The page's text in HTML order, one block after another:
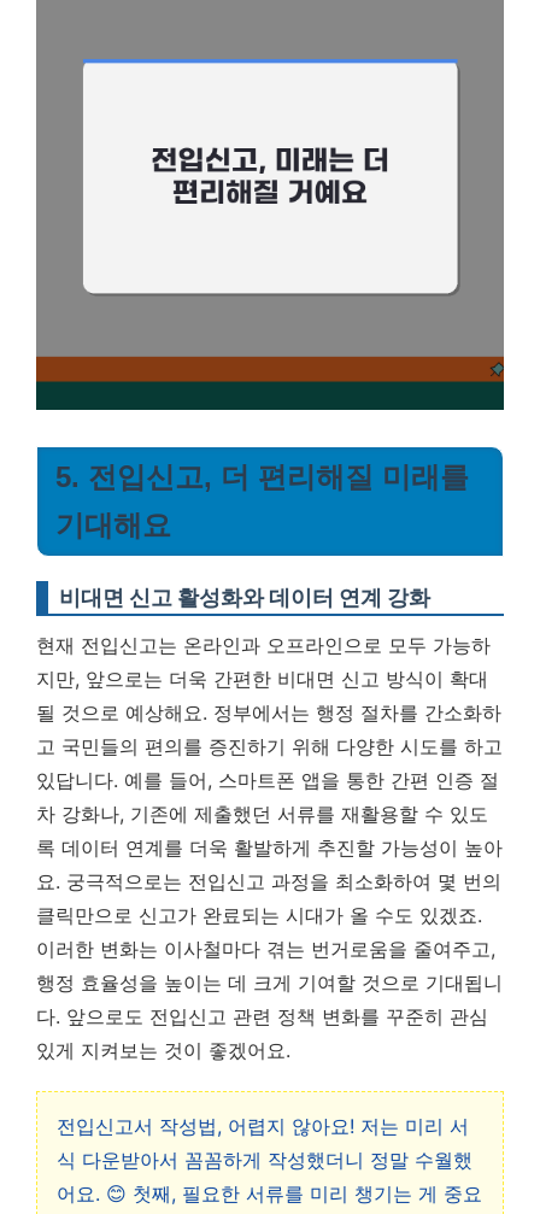
5. 전입신고, 더 편리해질 미래를
기대해요
비대면 신고 활성화와 데이터 연계 강화
현재 전입신고는 온라인과 오프라인으로 모두 가능하
지만, 앞으로는 더욱 간편한 비대면 신고 방식이 확대
될 것으로 예상해요. 정부에서는 행정 절차를 간소화하
고 국민들의 편의를 증진하기 위해 다양한 시도를 하고
있답니다. 예를 들어, 스마트폰 앱을 통한 간편 인증 절
차 강화나, 기존에 제출했던 서류를 재활용할 수 있도
록 데이터 연계를 더욱 활발하게 추진할 가능성이 높아
요. 궁극적으로는 전입신고 과정을 최소화하여 몇 번의
클릭만으로 신고가 완료되는 시대가 올 수도 있겠죠.
이러한 변화는 이사철마다 겪는 번거로움을 줄여주고,
행정 효율성을 높이는 데 크게 기여할 것으로 기대됩니
다. 앞으로도 전입신고 관련 정책 변화를 꾸준히 관심
있게 지켜보는 것이 좋겠어요.
전입신고서 작성법, 어렵지 않아요! 저는 미리 서
식 다운받아서 꼼꼼하게 작성했더니 정말 수월했
어요. 😊 첫째, 필요한 서류를 미리 챙기는 게 중요